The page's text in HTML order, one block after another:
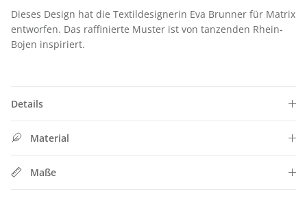
Dieses Design hat die Textildesignerin Eva Brunner für Matrix
entworfen. Das raffinierte Muster ist von tanzenden Rhein-
Bojen inspiriert.
Details
Material
Maße